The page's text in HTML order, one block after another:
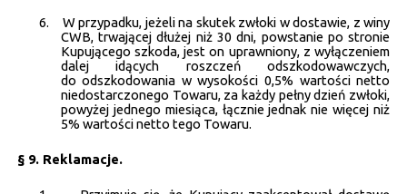
6.
W przypadku, jeżeli na skutek zwłoki w dostawie, z winy
CWB, trwającej dłużej niż 30 dni, powstanie po stronie
Kupującego szkoda, jest on uprawniony, z wyłączeniem
dalej idących roszczeń odszkodowawczych,
do odszkodowania w wysokości 0,5% wartości netto
niedostarczonego Towaru, za każdy pełny dzień zwłoki,
powyżej jednego miesiąca, łącznie jednak nie więcej niż
5% wartości netto tego Towaru.
§ 9. Reklamacje.